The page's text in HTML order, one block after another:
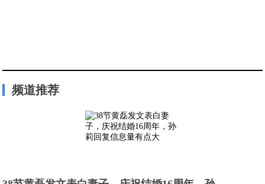
频道推荐